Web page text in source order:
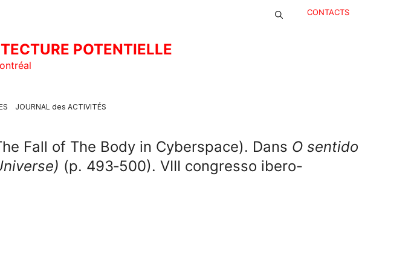
CONTACTS
POTENTIELLE
JOURNAL des ACTIVITÉS
Fall of The Body in Cyberspace). Dans O sentido
(p. 493‑500). VIII congresso ibero-